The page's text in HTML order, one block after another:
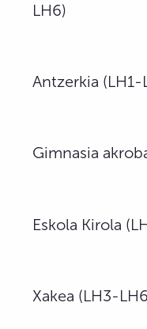
LH6)
Antzerkia (LH1-
Gimnasia
Eskola Kirola
Xakea (LH3-